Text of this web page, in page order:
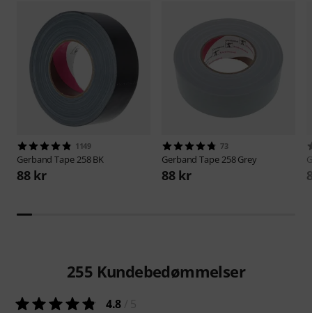
1149
GerbandTape 258 BK
88 kr
73
GerbandTape 258 Grey
88 kr
255 Kundebedømmelser
4.8